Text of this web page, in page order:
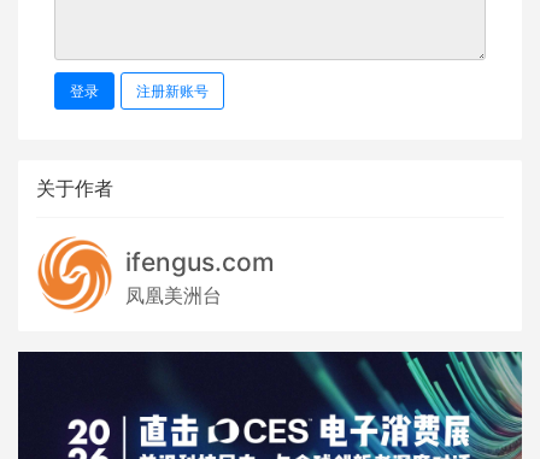
登录 注册新账号
关于作者
ifengus.com
凤凰美洲台